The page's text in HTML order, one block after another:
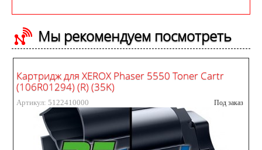
Мы рекомендуем посмотреть
Картридж для XEROX Phaser 5550 Toner Cartr
(106R01294) (R) (35K)
Артикул: 5122410000 Под заказ